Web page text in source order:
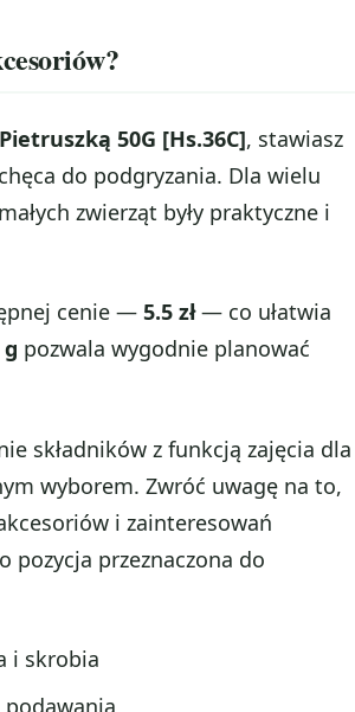
50G [Hs.36C], stawiasz
do podgryzania. Dla wielu
zwierząt były praktyczne i
cenie — 5.5 zł— co ułatwia
pozwala wygodnie planować
składników z funkcją zajęcia dla
wyborem. Zwróć uwagę na to,
i zainteresowań
pozycja przeznaczona do
i skrobia